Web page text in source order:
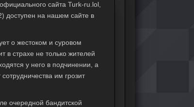
сайта Turk-ru.lol,
доступен на нашем сайте в
о жестоком и суровом
страхе не только жителей
у него в подчинении, а
им грозит
очередной бандитской